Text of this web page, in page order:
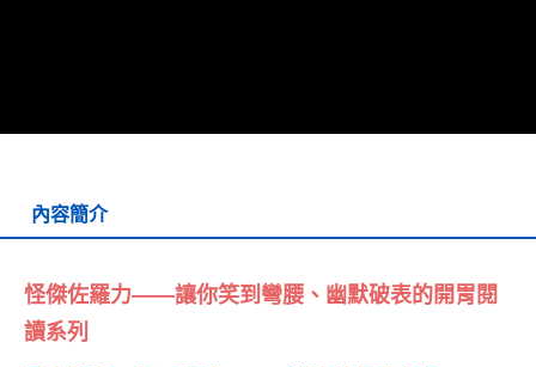
每筆NT$70，滿NT$799(含以上)免運費
每筆NT$200，滿NT$99,999(含以上)免運費
雜誌海外運費 查看運費
數位商品海外免運
內容簡介
怪傑佐羅力——讓你笑到彎腰、幽默破表的開胃閱
讀系列